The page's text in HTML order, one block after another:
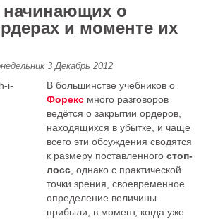
о
и моменте их
3 Декабрь 2012
В большинстве учебников о
Форекс много разговоров
ведётся о закрытии ордеров,
находящихся в убытке, и чаще
всего эти обсуждения сводятся
к размеру поставленного стоп-
лосс , однако с практической
точки зрения, своевременное
определение величины
прибыли, в момент, когда уже